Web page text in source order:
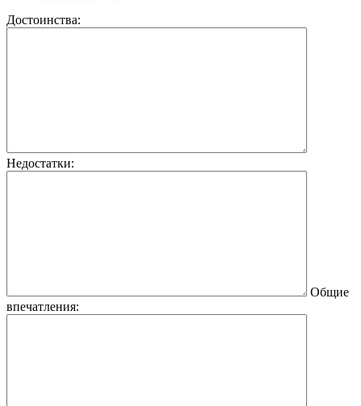
Достоинства:
Недостатки:
Общие
впечатления: